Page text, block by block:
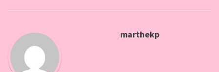
marthekp